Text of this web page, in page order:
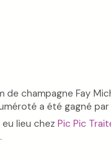
de champagne Fay
a été gagné par
lieu chez Pic Pic